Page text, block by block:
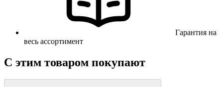
Гарантия на
весь ассортимент
С этим товаром покупают